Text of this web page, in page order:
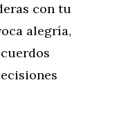
con tu
alegría,